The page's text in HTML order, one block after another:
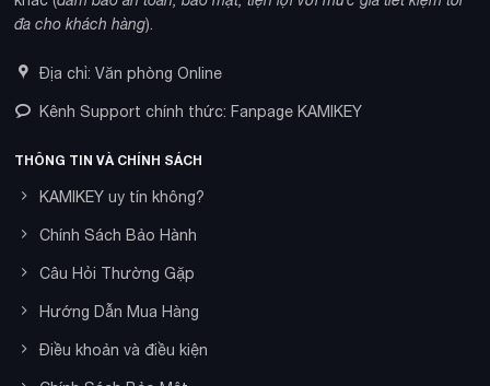
đa cho khách hàng).
Địa chỉ: Văn phòng Online
Kênh Support chính thức: Fanpage KAMIKEY
THÔNG TIN VÀ CHÍNH SÁCH
KAMIKEY uy tín không?
Chính Sách Bảo Hành
Câu Hỏi Thường Gặp
Hướng Dẫn Mua Hàng
Điều khoản và điều kiện